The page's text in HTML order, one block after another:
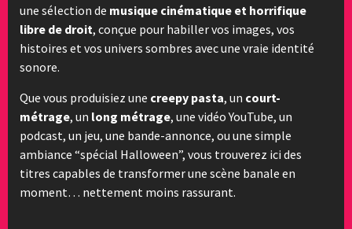
une sélection de musique cinématique et horrifique
libre de droit, conçue pour habiller vos images, vos
histoires et vos univers sombres avec une vraie identité
sonore.
Que vous produisiez une creepy pasta, un court-
métrage, un long métrage, une vidéo YouTube, un
podcast, un jeu, une bande-annonce, ou une simple
ambiance “spécial Halloween”, vous trouverez ici des
titres capables de transformer une scène banale en
moment… nettement moins rassurant.